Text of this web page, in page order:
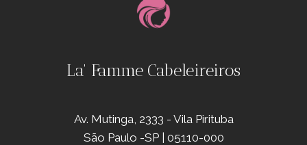
La' Famme Cabeleireiros
Av. Mutinga, 2333 - Vila Pirituba
São Paulo -SP | 05110-000